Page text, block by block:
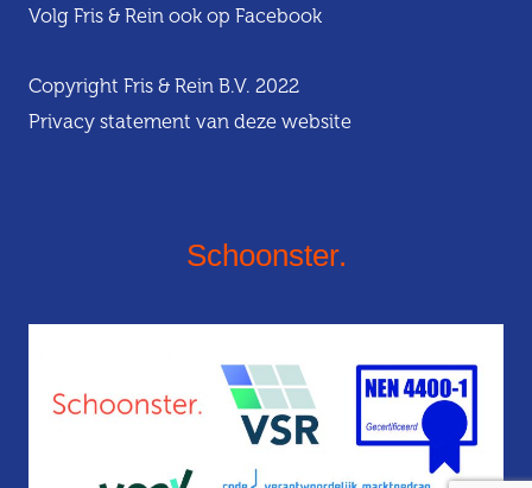
Volg Fris & Rein ook op Facebook
Copyright Fris & Rein B.V. 2022
Privacy statement van deze website
Schoonster.